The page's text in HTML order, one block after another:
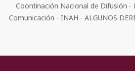
Coordinación Nacional de Difusión -
Comunicación - INAH - ALGUNOS